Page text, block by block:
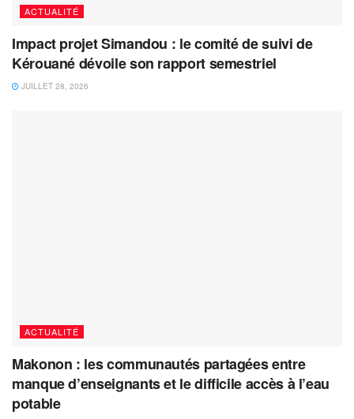
ACTUALITÉ
Impact projet Simandou : le comité de suivi de
Kérouané dévoile son rapport semestriel
JUILLET 28, 2026
ACTUALITÉ
Makonon : les communautés partagées entre
manque d’enseignants et le difficile accès à l’eau
potable